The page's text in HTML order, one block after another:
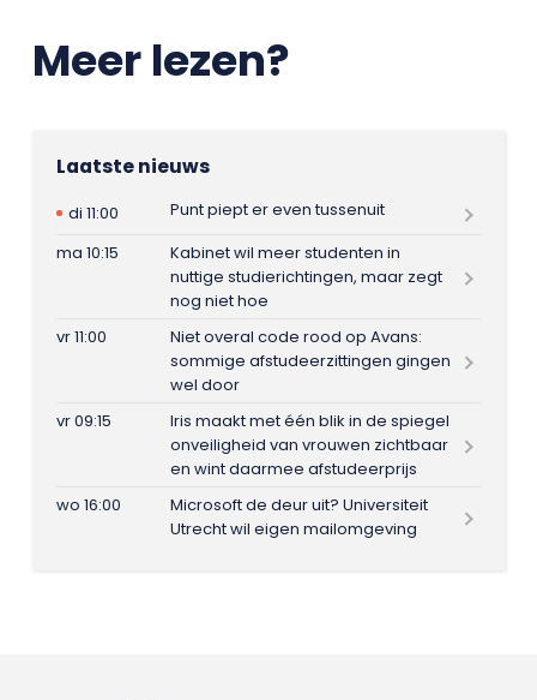
Meer lezen?
Laatste nieuws
di 11:00
Punt piept er even tussenuit
ma 10:15
Kabinet wil meer studenten in
nuttige studierichtingen, maar zegt
nog niet hoe
vr 11:00
Niet overal code rood op Avans:
sommige afstudeerzittingen gingen
wel door
vr 09:15
Iris maakt met één blik in de spiegel
onveiligheid van vrouwen zichtbaar
en wint daarmee afstudeerprijs
wo 16:00
Microsoft de deur uit? Universiteit
Utrecht wil eigen mailomgeving